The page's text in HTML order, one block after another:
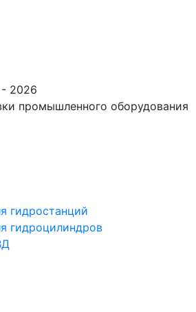
2026
промышленного оборудования
гидростанций
гидроцилиндров